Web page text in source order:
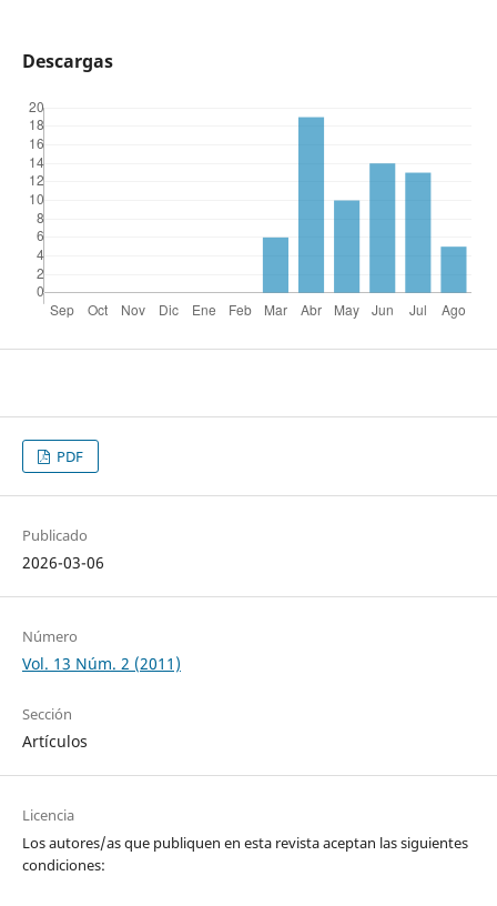
Descargas
PDF
Publicado
2026-03-06
Número
Vol. 13 Núm. 2 (2011)
Sección
Artículos
Licencia
Los autores/as que publiquen en esta revista aceptan las siguientes
condiciones: